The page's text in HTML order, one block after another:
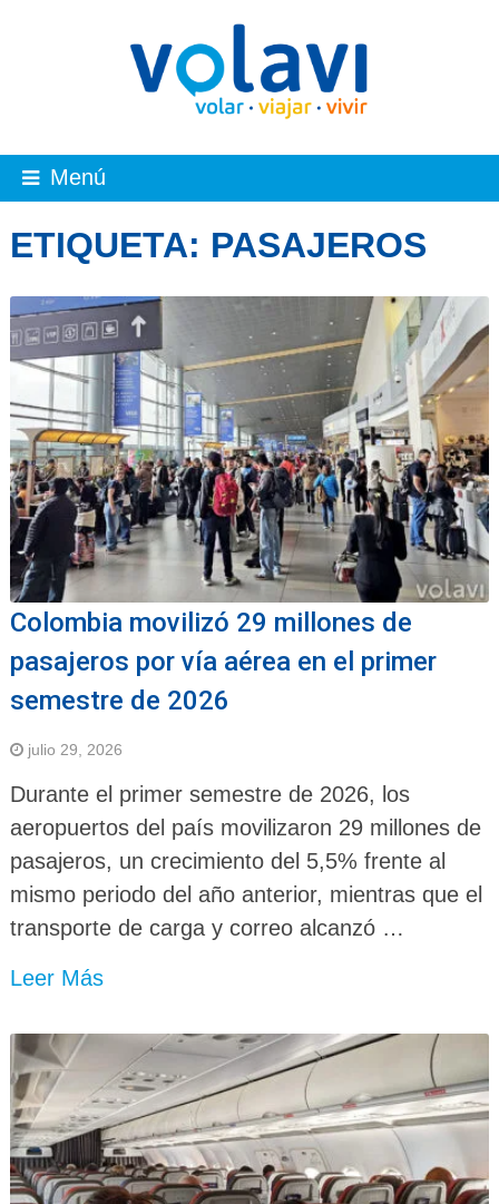
Menú
ETIQUETA: PASAJEROS
Colombia movilizó 29 millones de
pasajeros por vía aérea en el primer
semestre de 2026
julio 29, 2026
Durante el primer semestre de 2026, los
aeropuertos del país movilizaron 29 millones de
pasajeros, un crecimiento del 5,5% frente al
mismo periodo del año anterior, mientras que el
transporte de carga y correo alcanzó …
Leer Más